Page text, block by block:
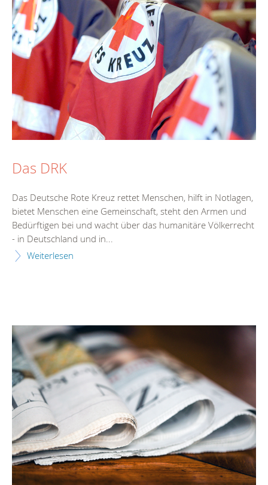
Das DRK
Das Deutsche Rote Kreuz rettet Menschen, hilft in Notlagen,
bietet Menschen eine Gemeinschaft, steht den Armen und
Bedürftigen bei und wacht über das humanitäre Völkerrecht
- in Deutschland und in...
Weiterlesen